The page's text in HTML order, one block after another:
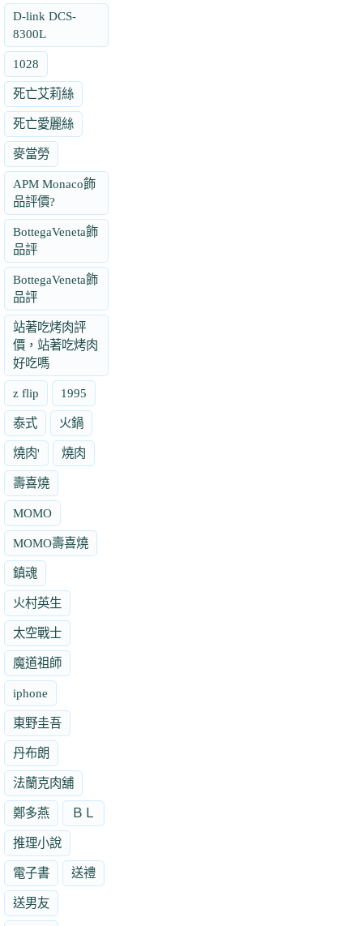
D-link DCS-
8300L
1028
死亡艾莉絲
死亡愛麗絲
麥當勞
APM Monaco飾
品評價?
BottegaVeneta飾
品評
BottegaVeneta飾
品評
站著吃烤肉評
價，站著吃烤肉
好吃嗎
z flip 1995
泰式 火鍋
燒肉' 燒肉
壽喜燒
MOMO
MOMO壽喜燒
鎮魂
火村英生
太空戰士
魔道祖師
iphone
東野圭吾
丹布朗
法蘭克肉舖
鄭多燕 ＢＬ
推理小說
電子書 送禮
送男友